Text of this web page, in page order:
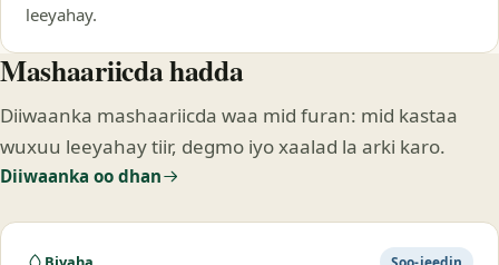
leeyahay.
Mashaariicda hadda
Diiwaanka mashaariicda waa mid furan: mid kastaa
wuxuu leeyahay tiir, degmo iyo xaalad la arki karo.
Diiwaanka oo dhan
Soo-jeedin